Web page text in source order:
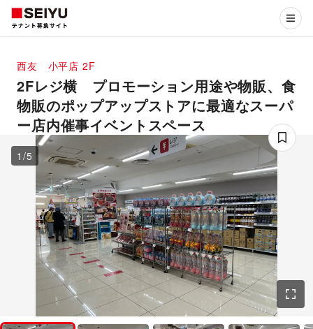
西友 小平店 2F
2Fレジ横 プロモーション用途や物販、食
物販のポップアップストアに最適なスーパ
ー店内催事イベントスペース
1 /5